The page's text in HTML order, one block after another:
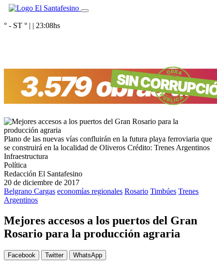
° - ST ° | | 23:08hs
Plano de las nuevas vías confluirán en la futura playa ferroviaria que
se construirá en la localidad de Oliveros Crédito: Trenes Argentinos
Infraestructura
Política
Redacción El Santafesino
20 de diciembre de 2017
Belgrano Cargas economías regionales Rosario Timbúes Trenes
Argentinos
Mejores accesos a los puertos del Gran
Rosario para la producción agraria
Facebook Twitter WhatsApp